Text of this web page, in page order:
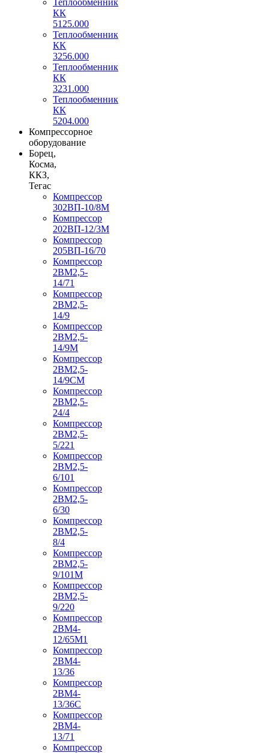
КК
5125.000
Теплообменник
КК
3256.000
Теплообменник
КК
3231.000
Теплообменник
КК
5204.000
Компрессорное
оборудование
Борец,
Косма,
ККЗ,
Тегас
Компрессор
302ВП-10/8М
Компрессор
202ВП-12/3М
Компрессор
205ВП-16/70
Компрессор
2ВМ2,5-
14/71
Компрессор
2ВМ2,5-
14/9
Компрессор
2ВМ2,5-
14/9М
Компрессор
2ВМ2,5-
14/9СМ
Компрессор
2ВМ2,5-
24/4
Компрессор
2ВМ2,5-
5/221
Компрессор
2ВМ2,5-
6/101
Компрессор
2ВМ2,5-
6/30
Компрессор
2ВМ2,5-
8/4
Компрессор
2ВМ2,5-
9/101М
Компрессор
2ВМ2,5-
9/220
Компрессор
2ВМ4-
12/65М1
Компрессор
2ВМ4-
13/36
Компрессор
2ВМ4-
13/36С
Компрессор
2ВМ4-
13/71
Компрессор